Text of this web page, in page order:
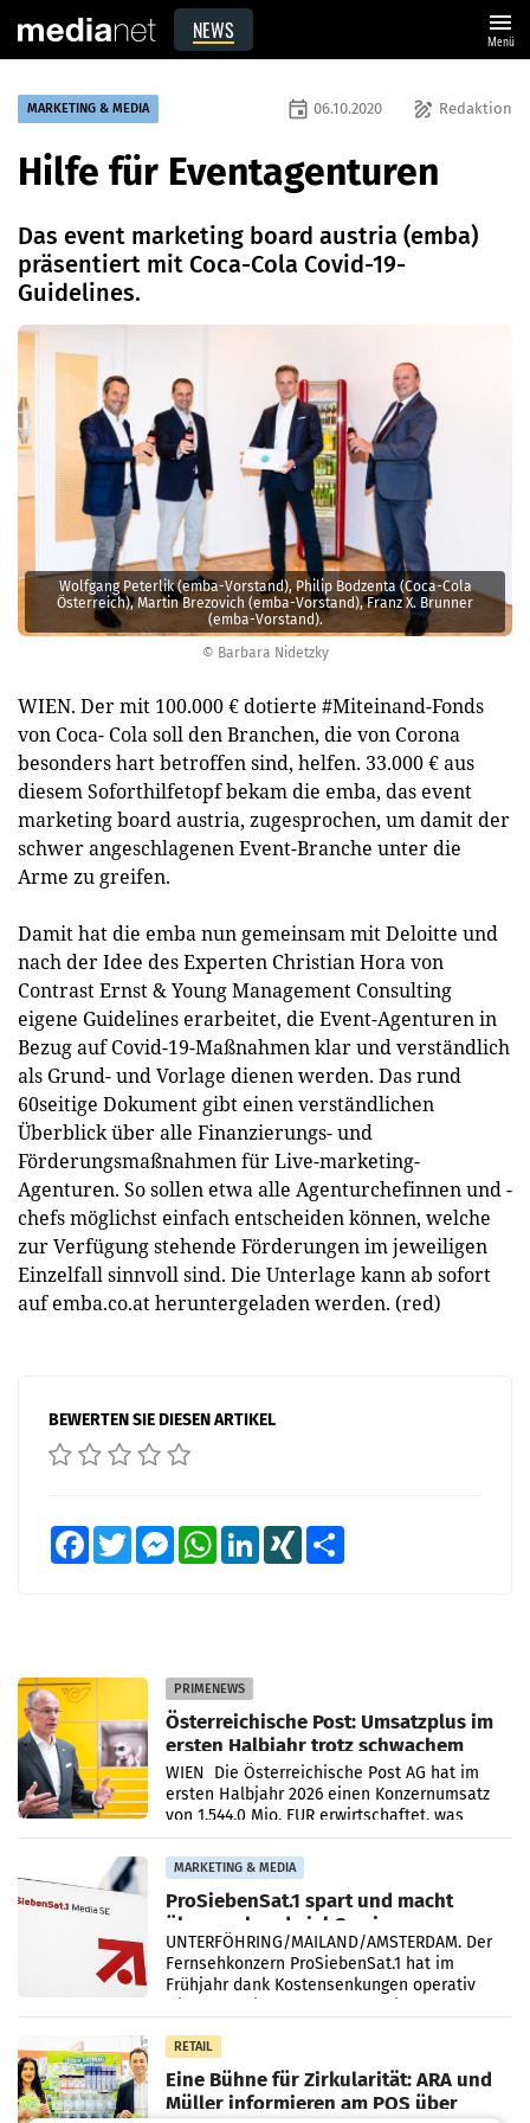
NEWS menu
Menü
© Barbara Nidetzky
Wolfgang Peterlik (emba-Vorstand), Philip Bodzenta (Coca-Cola
Österreich), Martin Brezovich (emba-Vorstand), Franz X. Brunner
(emba-Vorstand).
MARKETING & MEDIA draw Redaktion
event 06.10.2020
Hilfe für Eventagenturen
Das event marketing board austria (emba)
präsentiert mit Coca-Cola Covid-19-
Guidelines.
WIEN. Der mit 100.000 € dotierte #Miteinand-Fonds
von Coca- Cola soll den Branchen, die von Corona
besonders hart betroffen sind, helfen. 33.000 € aus
diesem Soforthilfetopf bekam die emba, das event
marketing board austria, zugesprochen, um damit der
schwer angeschlagenen Event-Branche unter die
Arme zu greifen.
Damit hat die emba nun gemeinsam mit Deloitte und
nach der Idee des Experten Christian Hora von
Contrast Ernst & Young Management Consulting
eigene Guidelines erarbeitet, die Event-Agenturen in
Bezug auf Covid-19-Maßnahmen klar und verständlich
als Grund- und Vorlage dienen werden. Das rund
60seitige Dokument gibt einen verständlichen
Überblick über alle Finanzierungs- und
Förderungsmaßnahmen für Live-marketing-
Agenturen. So sollen etwa alle Agenturchefinnen und -
chefs möglichst einfach entscheiden können, welche
zur Verfügung stehende Förderungen im jeweiligen
Einzelfall sinnvoll sind. Die Unterlage kann ab sofort
auf emba.co.at heruntergeladen werden. (red)
BEWERTEN SIE DIESEN ARTIKEL
FacebookTwitter MessengerWhatsAppLinkedInXING
PRIMENEWS
Österreichische Post: Umsatzplus im
ersten Halbjahr trotz schwachem
Briefgeschäft
WIEN Die Österreichische Post AG hat im
ersten Halbjahr 2026 einen Konzernumsatz
von 1.544,0 Mio. EUR erwirtschaftet, was
einem Plus von 3,8 Prozent gegenüber dem
Vergleichszeitraum
MARKETING & MEDIA
ProSiebenSat.1 spart und macht
überraschend viel Gewinn
UNTERFÖHRING/MAILAND/AMSTERDAM. Der
Fernsehkonzern ProSiebenSat.1 hat im
Frühjahr dank Kostensenkungen operativ
RETAIL
Eine Bühne für Zirkularität: ARA und
Müller informieren am POS über